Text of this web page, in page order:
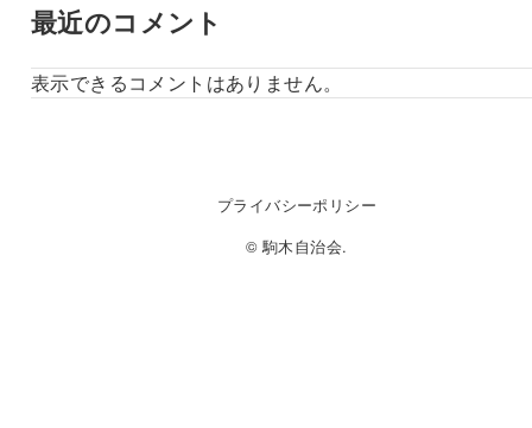
最近のコメント
表示できるコメントはありません。
プライバシーポリシー
© 駒木自治会.